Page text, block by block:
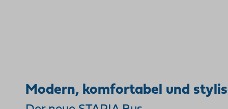
Modern, komfortabel und